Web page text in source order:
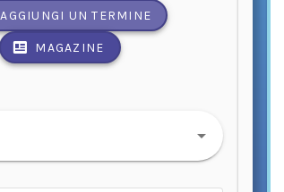
AGGIUNGI UN TERMINE
MAGAZINE